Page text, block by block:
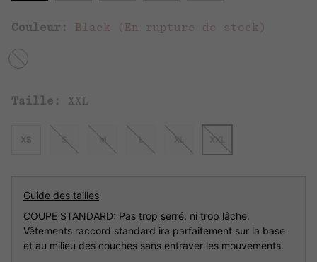
Couleur: Black (En rupture de stock)
Taille: XXL
XS S M L XL XXL
Guide des tailles
COUPE STANDARD: Pas trop serré, ni trop lâche.
Vêtements raccord standard ira parfaitement sur la base
et au milieu des couches sans entraver les mouvements.